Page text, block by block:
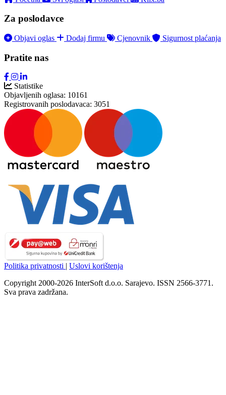
Za poslodavce
Objavi oglas Dodaj firmu Cjenovnik Sigurnost plaćanja
Pratite nas
Statistike
Objavljenih oglasa: 10161
Registrovanih poslodavaca: 3051
Politika privatnosti | Uslovi korištenja
Copyright 2000-2026 InterSoft d.o.o. Sarajevo. ISSN 2566-3771.
Sva prava zadržana.